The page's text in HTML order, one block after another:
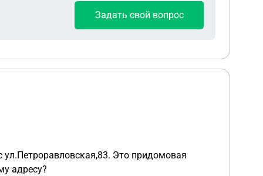
Задать свой вопрос
адресу?